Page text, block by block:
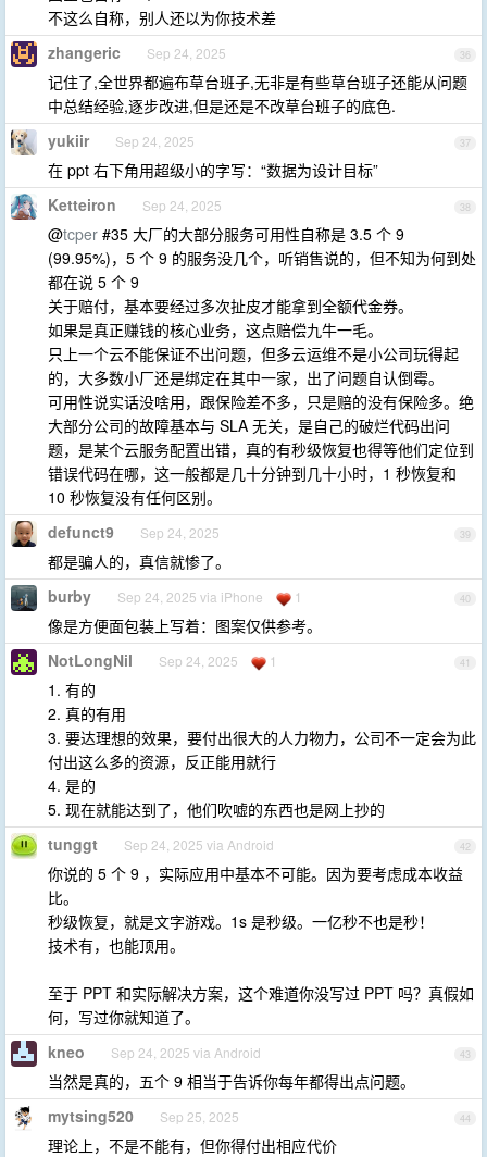
不这么自称，别人还以为你技术差
36
zhangeric Sep 24, 2025
记住了,全世界都遍布草台班子,无非是有些草台班子还能从问题
中总结经验,逐步改进,但是还是不改草台班子的底色.
37
yukiir Sep 24, 2025
在 ppt 右下角用超级小的字写：“数据为设计目标”
38
Ketteiron Sep 24, 2025
@tcper #35 大厂的大部分服务可用性自称是 3.5 个 9
(99.95%)，5 个 9 的服务没几个，听销售说的，但不知为何到处
都在说 5 个 9
关于赔付，基本要经过多次扯皮才能拿到全额代金券。
如果是真正赚钱的核心业务，这点赔偿九牛一毛。
只上一个云不能保证不出问题，但多云运维不是小公司玩得起
的，大多数小厂还是绑定在其中一家，出了问题自认倒霉。
可用性说实话没啥用，跟保险差不多，只是赔的没有保险多。绝
大部分公司的故障基本与 SLA 无关，是自己的破烂代码出问
题，是某个云服务配置出错，真的有秒级恢复也得等他们定位到
错误代码在哪，这一般都是几十分钟到几十小时，1 秒恢复和
10 秒恢复没有任何区别。
39
defunct9 Sep 24, 2025
都是骗人的，真信就惨了。
40
burby Sep 24, 2025 via iPhone 1
像是方便面包装上写着：图案仅供参考。
41
NotLongNil Sep 24, 2025 1
1. 有的
2. 真的有用
3. 要达理想的效果，要付出很大的人力物力，公司不一定会为此
付出这么多的资源，反正能用就行
4. 是的
5. 现在就能达到了，他们吹嘘的东西也是网上抄的
42
tunggt Sep 24, 2025 via Android
你说的 5 个 9 ，实际应用中基本不可能。因为要考虑成本收益
比。
秒级恢复，就是文字游戏。1s 是秒级。一亿秒不也是秒！
技术有，也能顶用。
至于 PPT 和实际解决方案，这个难道你没写过 PPT 吗？真假如
何，写过你就知道了。
43
kneo Sep 24, 2025 via Android
当然是真的，五个 9 相当于告诉你每年都得出点问题。
44
mytsing520 Sep 25, 2025
理论上，不是不能有，但你得付出相应代价